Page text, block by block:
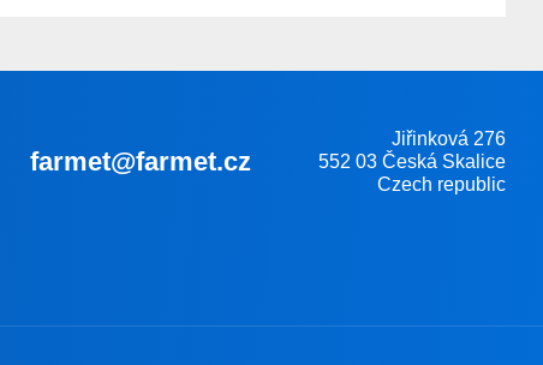
farmet@farmet.cz
Jiřinková 276
552 03 Česká Skalice
Czech republic